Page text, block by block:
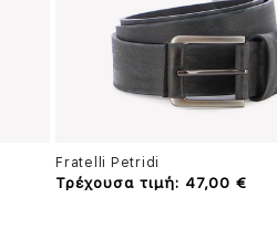
Fratelli Petridi
Τρέχουσα τιμή: 47,00 €